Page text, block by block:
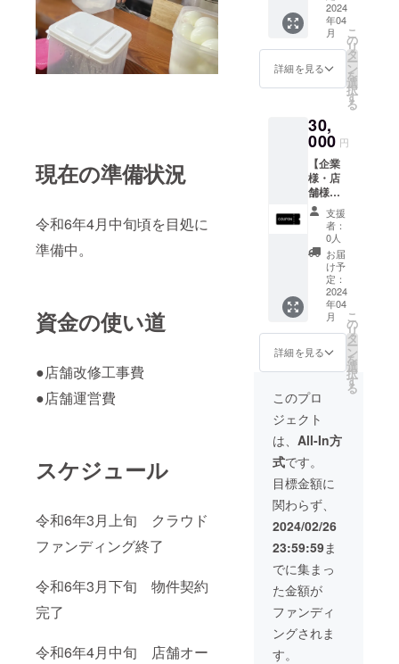
現在の準備状況
令和6年4月中旬頃を目処に
準備中。
資金の使い道
●店舗改修工事費
●店舗運営費
スケジュール
令和6年3月上旬 クラウド
ファンディング終了
令和6年3月下旬 物件契約
完了
令和6年4月中旬 店舗オー
店時に
ラーメ
ン(並)の
値段が
1,000円
りま
す。 こ
の価格
から大
きくず
れるこ
とはあ
りませ
んが、
参考価
格と考
えてい
ただけ
れば幸
いで
交通
費・滞
どは自
己負担
となり
ます。
り、
トッピ
ング、
ドリン
クなど
は別料
金とな
りま
す。 物
件:〒
999-
2211 山
形県南
食事券
をお渡
しする
イメー
ジで
年3月31
日まで
※最終的
なラー
メンの
価格は
調整中
ですの
で、開
店時に
ラーメ
ン(並)の
値段が
1,000円
となら
ない場
合もあ
の価格
きくず
れるこ
とはあ
りませ
んが、
参考価
格と考
えてい
れば幸
いで
す。 ※
交通
費・滞
在費な
どは自
楽しみ
いただ
けるチ
ケット
を2枚お
届けし
ます。
ン(並)は
1,000円
程度を
想定し
ており
ますの
で、
10,000
円のご
支援で
14,000
円分の
お食事
券をお
渡しす
るイ
※有効期
限令和7
年3月31
日まで
※最終的
なラー
メンの
価格は
調整中
ですの
で、開
店時に
ラーメ
ン(並)の
値段が
1,000円
となら
ない場
2024
年04
月
詳細を見る
こ
の
リ
タ
ー
ン
を
選
択
す
る
30,
000 円
【企業
様・店
舗様向
け：お
店の広
告を掲
載した
い！】
当店の
店内
に、企
業様・
店舗様
の広告
(ロゴや
企業・
店舗PR
広告)な
どをお
店が続
く限り
掲載い
たしま
す。 そ
の他ご
要望が
あれば
相談に
乗らせ
ていた
だきま
す。 ※
サイズ
（例）
支援
者：
0人
お届
け予
定：
2024
年04
月
詳細を見る
こ
の
リ
タ
ー
ン
を
選
択
す
る
このプロ
ジェクト
は、 All-In方
式です。
目標金額に
関わらず、
2024/02/26
23:59:59ま
でに集まっ
た金額が
ファンディ
ングされま
す。